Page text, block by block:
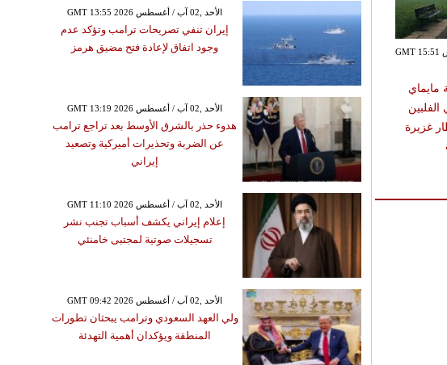
الخميس ,06 آب / أغسطس GMT 15:51
مايماي
غزيرة
GMT 13:55 2026 الأحد ,02 آب / أغسطس
إيران تنفي تصريحات ترامب وتؤكد عدم
وجود اتفاق لإعادة فتح مضيق هرمز
GMT 13:19 2026 الأحد ,02 آب / أغسطس
هدوء حذر بالشرق الأوسط بعد تراجع ترامب
عن الضربة وتحذيرات أميركية وتصعيد
إيراني
GMT 11:10 2026 الأحد ,02 آب / أغسطس
إعلام إيراني يكشف أسباب تجنب نشر
تسجيلات صوتية لمجتبى خامنئي
GMT 09:42 2026 الأحد ,02 آب / أغسطس
ولي العهد السعودي وترامب يبحثان تطورات
المنطقة ويؤكدان أهمية التهدئة